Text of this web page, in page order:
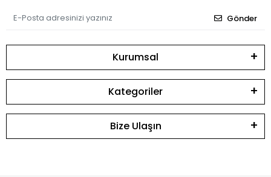
Gönder
Kurumsal
Kategoriler
Bize Ulaşın